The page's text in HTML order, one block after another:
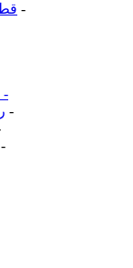
-
-
-
-